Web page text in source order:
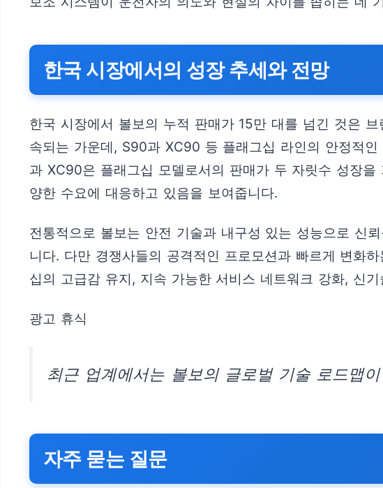
한국 시장에서의 성장 추세와 전망
한국 시장에서 볼보의 누적 판매가 15만 대를 넘긴 것은
속되는 가운데, S90과 XC90 등 플래그십 라인의 안정적
과 XC90은 플래그십 모델로서의 판매가 두 자릿수 성장
양한 수요에 대응하고 있음을 보여줍니다.
전통적으로 볼보는 안전 기술과 내구성 있는 성능으로 신
니다. 다만 경쟁사들의 공격적인 프로모션과 빠르게 변화
십의 고급감 유지, 지속 가능한 서비스 네트워크 강화, 신
광고 휴식
최근 업계에서는 볼보의 글로벌 기술 로드맵
자주 묻는 질문